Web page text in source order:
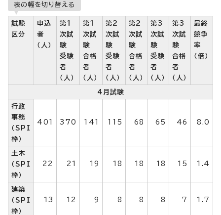
表の幅を切り替える
試験
区分
申込
者
（人）
第1
次試
験
受験
者
（人）
第1
次試
験
合格
者
（人）
第2
次試
験
受験
者
（人）
第2
次試
験
合格
者
（人）
第3
次試
験
受験
者
（人）
第3
次試
験
合格
者
（人）
最終
競争
率
（倍）
4月試験
行政
事務
（SPI
枠）
401 370 141 115 68 65 46 8.0
土木
（SPI
枠）
22 21 19 18 18 18 15 1.4
建築
（SPI
枠）
13 12 9 8 8 8 7 1.7